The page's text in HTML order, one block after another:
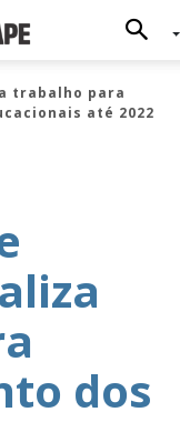
trabalho para
até 2022
dos